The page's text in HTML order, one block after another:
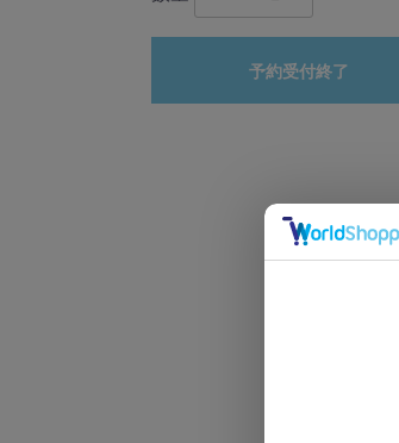
予約受付終了